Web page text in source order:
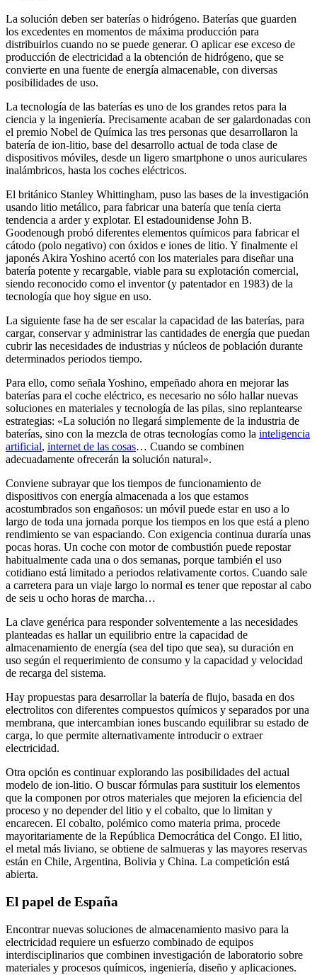
La solución deben ser baterías o hidrógeno. Baterías que guarden
los excedentes en momentos de máxima producción para
distribuirlos cuando no se puede generar. O aplicar ese exceso de
producción de electricidad a la obtención de hidrógeno, que se
convierte en una fuente de energía almacenable, con diversas
posibilidades de uso.
La tecnología de las baterías es uno de los grandes retos para la
ciencia y la ingeniería. Precisamente acaban de ser galardonadas con
el premio Nobel de Química las tres personas que desarrollaron la
batería de ion-litio, base del desarrollo actual de toda clase de
dispositivos móviles, desde un ligero smartphone o unos auriculares
inalámbricos, hasta los coches eléctricos.
El británico Stanley Whittingham, puso las bases de la investigación
usando litio metálico, para fabricar una batería que tenía cierta
tendencia a arder y explotar. El estadounidense John B.
Goodenough probó diferentes elementos químicos para fabricar el
cátodo (polo negativo) con óxidos e iones de litio. Y finalmente el
japonés Akira Yoshino acertó con los materiales para diseñar una
batería potente y recargable, viable para su explotación comercial,
siendo reconocido como el inventor (y patentador en 1983) de la
tecnología que hoy sigue en uso.
La siguiente fase ha de ser escalar la capacidad de las baterías, para
cargar, conservar y administrar las cantidades de energía que puedan
cubrir las necesidades de industrias y núcleos de población durante
determinados periodos tiempo.
Para ello, como señala Yoshino, empeñado ahora en mejorar las
baterías para el coche eléctrico, es necesario no sólo hallar nuevas
soluciones en materiales y tecnología de las pilas, sino replantearse
estrategias: «La solución no llegará simplemente de la industria de
baterías, sino con la mezcla de otras tecnologías como la inteligencia
artificial, internet de las cosas… Cuando se combinen
adecuadamente ofrecerán la solución natural».
Conviene subrayar que los tiempos de funcionamiento de
dispositivos con energía almacenada a los que estamos
acostumbrados son engañosos: un móvil puede estar en uso a lo
largo de toda una jornada porque los tiempos en los que está a pleno
rendimiento se van espaciando. Con exigencia continua duraría unas
pocas horas. Un coche con motor de combustión puede repostar
habitualmente cada una o dos semanas, porque también el uso
cotidiano está limitado a periodos relativamente cortos. Cuando sale
a carretera para un viaje largo lo normal es tener que repostar al cabo
de seis u ocho horas de marcha…
La clave genérica para responder solventemente a las necesidades
planteadas es hallar un equilibrio entre la capacidad de
almacenamiento de energía (sea del tipo que sea), su duración en
uso según el requerimiento de consumo y la capacidad y velocidad
de recarga del sistema.
Hay propuestas para desarrollar la batería de flujo, basada en dos
electrolitos con diferentes compuestos químicos y separados por una
membrana, que intercambian iones buscando equilibrar su estado de
carga, lo que permite alternativamente introducir o extraer
electricidad.
Otra opción es continuar explorando las posibilidades del actual
modelo de ion-litio. O buscar fórmulas para sustituir los elementos
que la componen por otros materiales que mejoren la eficiencia del
proceso y no depender del litio y el cobalto, que lo limitan y
encarecen. El cobalto, polémico como materia prima, procede
mayoritariamente de la República Democrática del Congo. El litio,
el metal más liviano, se obtiene de salmueras y las mayores reservas
están en Chile, Argentina, Bolivia y China. La competición está
abierta.
El papel de España
Encontrar nuevas soluciones de almacenamiento masivo para la
electricidad requiere un esfuerzo combinado de equipos
interdisciplinarios que combinen investigación de laboratorio sobre
materiales y procesos químicos, ingeniería, diseño y aplicaciones.